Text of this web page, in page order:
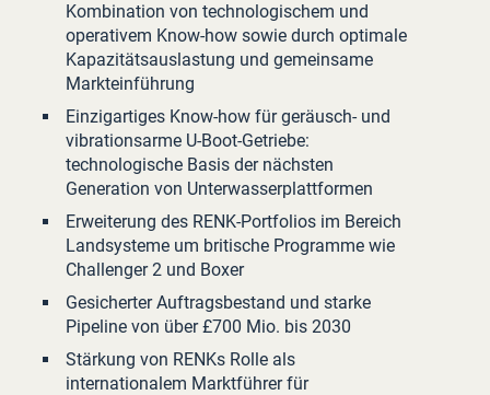
Kombination von technologischem und
operativem Know-how sowie durch optimale
Kapazitätsauslastung und gemeinsame
Markteinführung
Einzigartiges Know-how für geräusch- und
vibrationsarme U-Boot-Getriebe:
technologische Basis der nächsten
Generation von Unterwasserplattformen
Erweiterung des RENK-Portfolios im Bereich
Landsysteme um britische Programme wie
Challenger 2 und Boxer
Gesicherter Auftragsbestand und starke
Pipeline von über £700 Mio. bis 2030
Stärkung von RENKs Rolle als
internationalem Marktführer für